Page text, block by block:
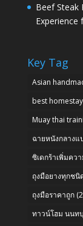
Beef Steak
Experience
Key Tag
Asian
best
Muay thai
ฉายหนังกลางแ
ซิเดกร้าเพิ่มคว
ถุงมือยางทุกชนิ
ถุงมือราคาถูก
ทาวน์โฮม นนท